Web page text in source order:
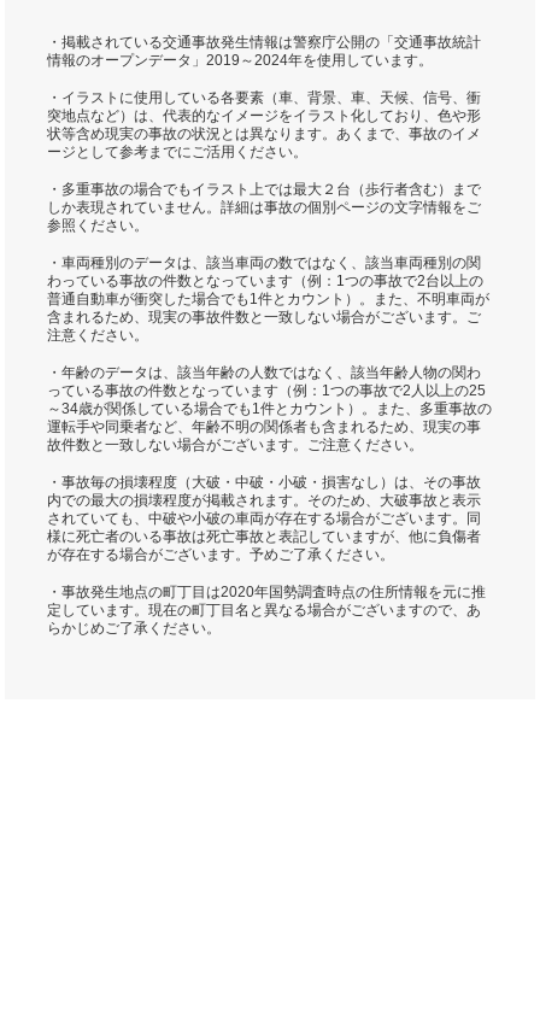
・掲載されている交通事故発生情報は警察庁公開の「交通事故統計
情報のオープンデータ」2019～2024年を使用しています。
・イラストに使用している各要素（車、背景、車、天候、信号、衝
突地点など）は、代表的なイメージをイラスト化しており、色や形
状等含め現実の事故の状況とは異なります。あくまで、事故のイメ
ージとして参考までにご活用ください。
・多重事故の場合でもイラスト上では最大２台（歩行者含む）まで
しか表現されていません。詳細は事故の個別ページの文字情報をご
参照ください。
・車両種別のデータは、該当車両の数ではなく、該当車両種別の関
わっている事故の件数となっています（例：1つの事故で2台以上の
普通自動車が衝突した場合でも1件とカウント）。また、不明車両が
含まれるため、現実の事故件数と一致しない場合がございます。ご
注意ください。
・年齢のデータは、該当年齢の人数ではなく、該当年齢人物の関わ
っている事故の件数となっています（例：1つの事故で2人以上の25
～34歳が関係している場合でも1件とカウント）。また、多重事故の
運転手や同乗者など、年齢不明の関係者も含まれるため、現実の事
故件数と一致しない場合がございます。ご注意ください。
・事故毎の損壊程度（大破・中破・小破・損害なし）は、その事故
内での最大の損壊程度が掲載されます。そのため、大破事故と表示
されていても、中破や小破の車両が存在する場合がございます。同
様に死亡者のいる事故は死亡事故と表記していますが、他に負傷者
が存在する場合がございます。予めご了承ください。
・事故発生地点の町丁目は2020年国勢調査時点の住所情報を元に推
定しています。現在の町丁目名と異なる場合がございますので、あ
らかじめご了承ください。